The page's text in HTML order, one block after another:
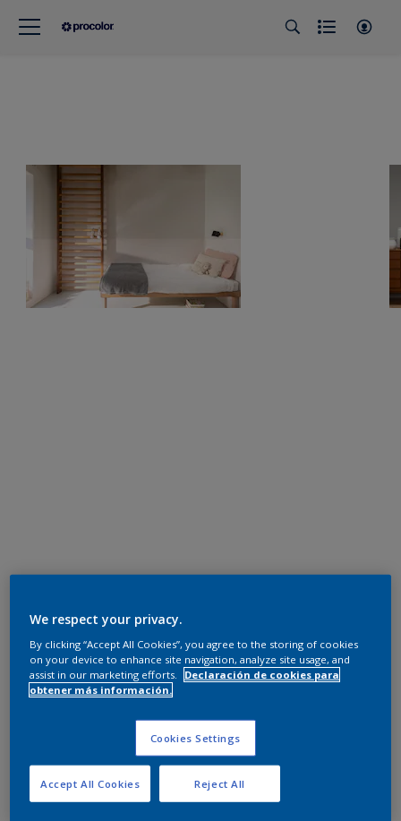
We respect your privacy.
By clicking “Accept All Cookies”, you agree to the storing of cookies
on your device to enhance site navigation, analyze site usage, and
assist in our marketing efforts.
Declaración de cookies para
obtener más información.
Cookies Settings
Reject All
Accept All Cookies